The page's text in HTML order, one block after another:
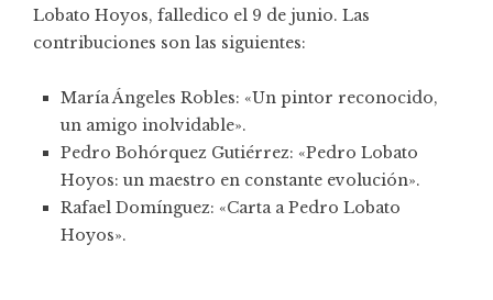
Lobato Hoyos, falledico el 9 de junio. Las
contribuciones son las siguientes:
María Ángeles Robles: «Un pintor reconocido,
un amigo inolvidable».
Pedro Bohórquez Gutiérrez: «Pedro Lobato
Hoyos: un maestro en constante evolución».
Rafael Domínguez: «Carta a Pedro Lobato
Hoyos».